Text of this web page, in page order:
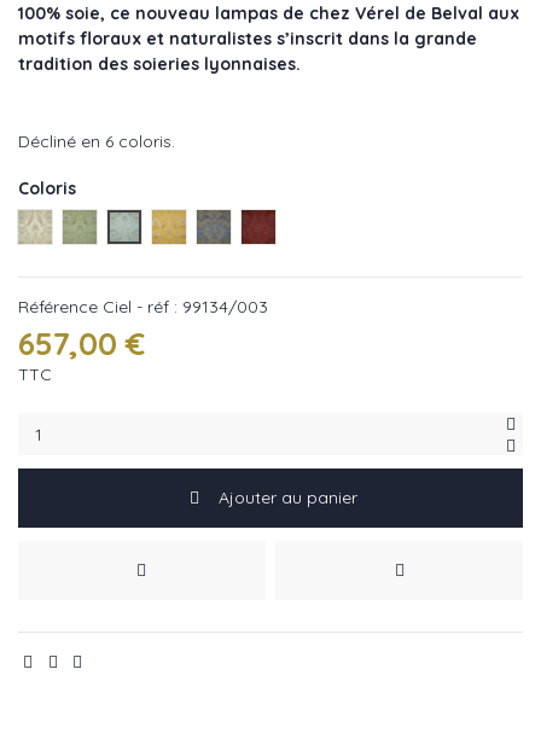
100% soie, ce nouveau lampas de chez Vérel de Belval aux
motifs floraux et naturalistes s’inscrit dans la grande
tradition des soieries lyonnaises.
Décliné en 6 coloris.
Coloris
Ivoire - réf : 99134/001
Anis - réf : 99134/002
Ciel - réf : 99134/003
Soleil - réf : 99134/004
Nuit - réf : 99134/005
Référence Ciel - réf : 99134/003
657,00 €
TTC
Ajouter au panier